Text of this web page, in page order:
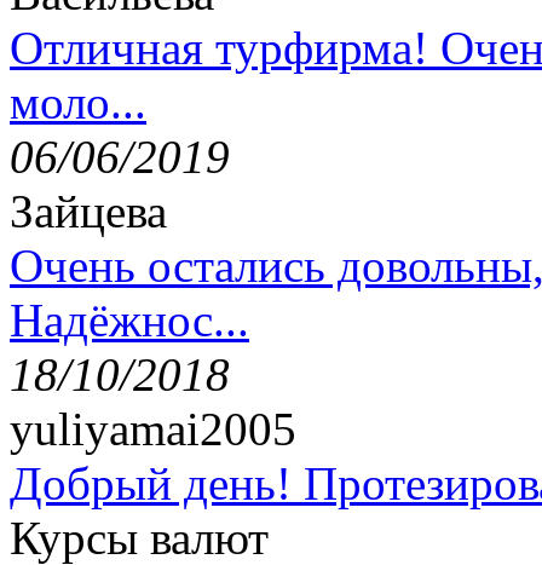
Отличная турфирма!
моло...
06/06/2019
Зайцева
Очень остались
Надёжнос...
18/10/2018
yuliyamai2005
Добрый день!
Курсы валют